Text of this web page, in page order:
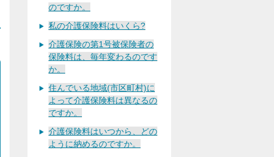
のですか。
私の介護保険料はいくら?
介護保険の第1号被保険者の
保険料は、毎年変わるのです
か。
住んでいる地域(市区町村)に
よって介護保険料は異なるの
ですか。
介護保険料はいつから、どの
ように納めるのですか。